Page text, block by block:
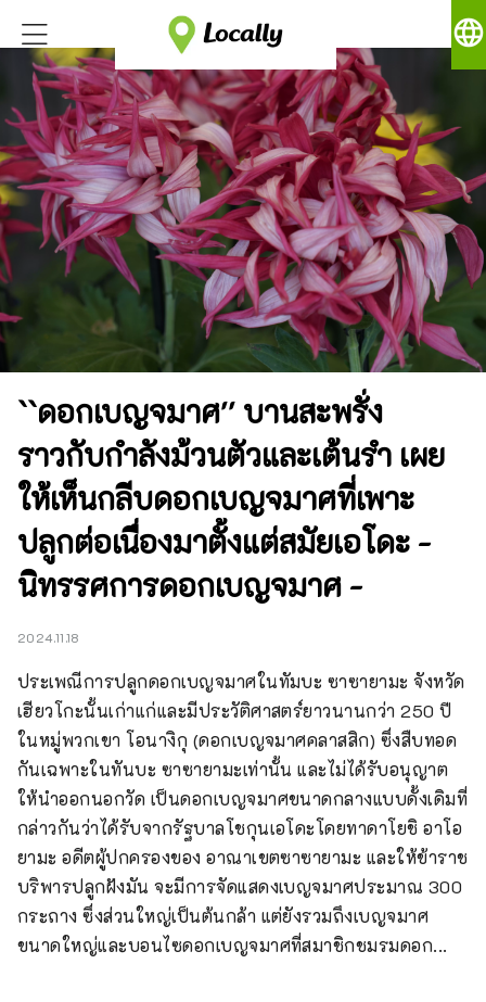
language
``ดอกเบญจมาศ'' บานสะพรั่ง
ราวกับกำลังม้วนตัวและเต้นรำ เผย
ให้เห็นกลีบดอกเบญจมาศที่เพาะ
ปลูกต่อเนื่องมาตั้งแต่สมัยเอโดะ -
นิทรรศการดอกเบญจมาศ -
2024.11.18
ประเพณีการปลูกดอกเบญจมาศในทัมบะ ซาซายามะ จังหวัด
เฮียวโกะนั้นเก่าแก่และมีประวัติศาสตร์ยาวนานกว่า 250 ปี
ในหมู่พวกเขา โอนางิกุ (ดอกเบญจมาศคลาสสิก) ซึ่งสืบทอด
กันเฉพาะในทันบะ ซาซายามะเท่านั้น และไม่ได้รับอนุญาต
ให้นำออกนอกวัด เป็นดอกเบญจมาศขนาดกลางแบบดั้งเดิมที่
กล่าวกันว่าได้รับจากรัฐบาลโชกุนเอโดะโดยทาดาโยชิ อาโอ
ยามะ อดีตผู้ปกครองของ อาณาเขตซาซายามะ และให้ข้าราช
บริพารปลูกฝังมัน จะมีการจัดแสดงเบญจมาศประมาณ 300
กระถาง ซึ่งส่วนใหญ่เป็นต้นกล้า แต่ยังรวมถึงเบญจมาศ
ขนาดใหญ่และบอนไซดอกเบญจมาศที่สมาชิกชมรมดอก...